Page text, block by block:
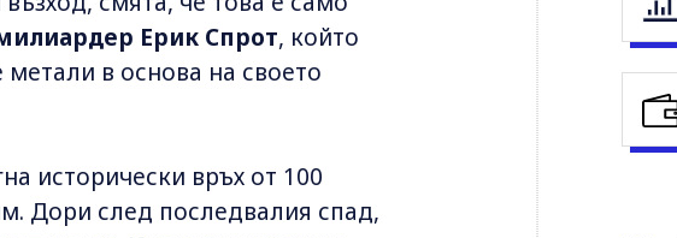
Ерик Спрот, който
в основа на своето
исторически връх от 100
Дори след последвалия спад,